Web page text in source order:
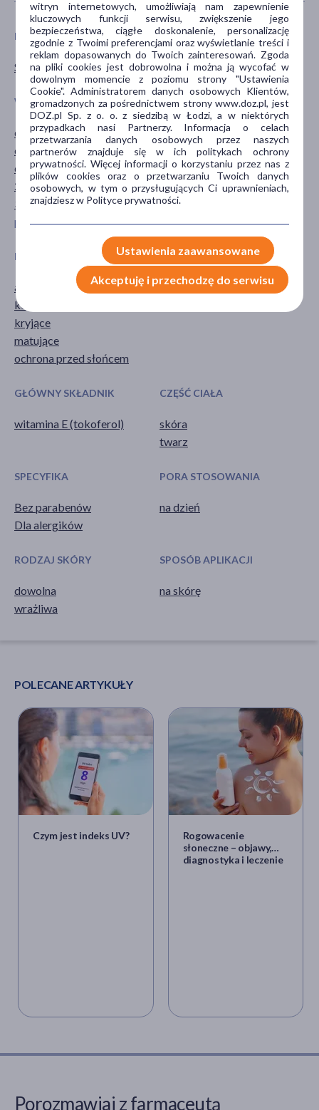
FILTRY PRZECIWSŁONECZNE
SPF 50
PŁEĆ
Kobieta
WIEK
dla młodzieży
dla dorosłych
dla seniorów
20+
30+
pokaż więcej ...
TYP PRODUKTU
Dermokosmetyk
Kosmetyk
DZIAŁANIE/WŁAŚCIWOŚCI
antyoksydacyjne
korygujące
kryjące
matujące
ochrona przed słońcem
PROBLEM
ochrona przeciwsłoneczna
GŁÓWNY SKŁADNIK
witamina E (tokoferol)
CZĘŚĆ CIAŁA
skóra
twarz
SPECYFIKA
Bez parabenów
Dla alergików
PORA STOSOWANIA
na dzień
RODZAJ SKÓRY
dowolna
wrażliwa
SPOSÓB APLIKACJI
na skórę
POLECANE ARTYKUŁY
Czym jest indeks UV?
Rogowacenie
słoneczne – objawy,
diagnostyka i leczenie
Porozmawiaj z farmaceutą
witryn internetowych, umożliwiają nam zapewnienie
kluczowych funkcji serwisu, zwiększenie jego
bezpieczeństwa, ciągłe doskonalenie, personalizację
zgodnie z Twoimi preferencjami oraz wyświetlanie treści i
reklam dopasowanych do Twoich zainteresowań. Zgoda
na pliki cookies jest dobrowolna i można ją wycofać w
dowolnym momencie z poziomu strony "Ustawienia
Cookie". Administratorem danych osobowych Klientów,
gromadzonych za pośrednictwem strony www.doz.pl, jest
DOZ.pl Sp. z o. o. z siedzibą w Łodzi, a w niektórych
przypadkach nasi Partnerzy. Informacja o celach
przetwarzania danych osobowych przez naszych
partnerów znajduje się w ich politykach ochrony
prywatności. Więcej informacji o korzystaniu przez nas z
plików cookies oraz o przetwarzaniu Twoich danych
osobowych, w tym o przysługujących Ci uprawnieniach,
znajdziesz w Polityce prywatności.
Ustawienia zaawansowane
Akceptuję i przechodzę do serwisu